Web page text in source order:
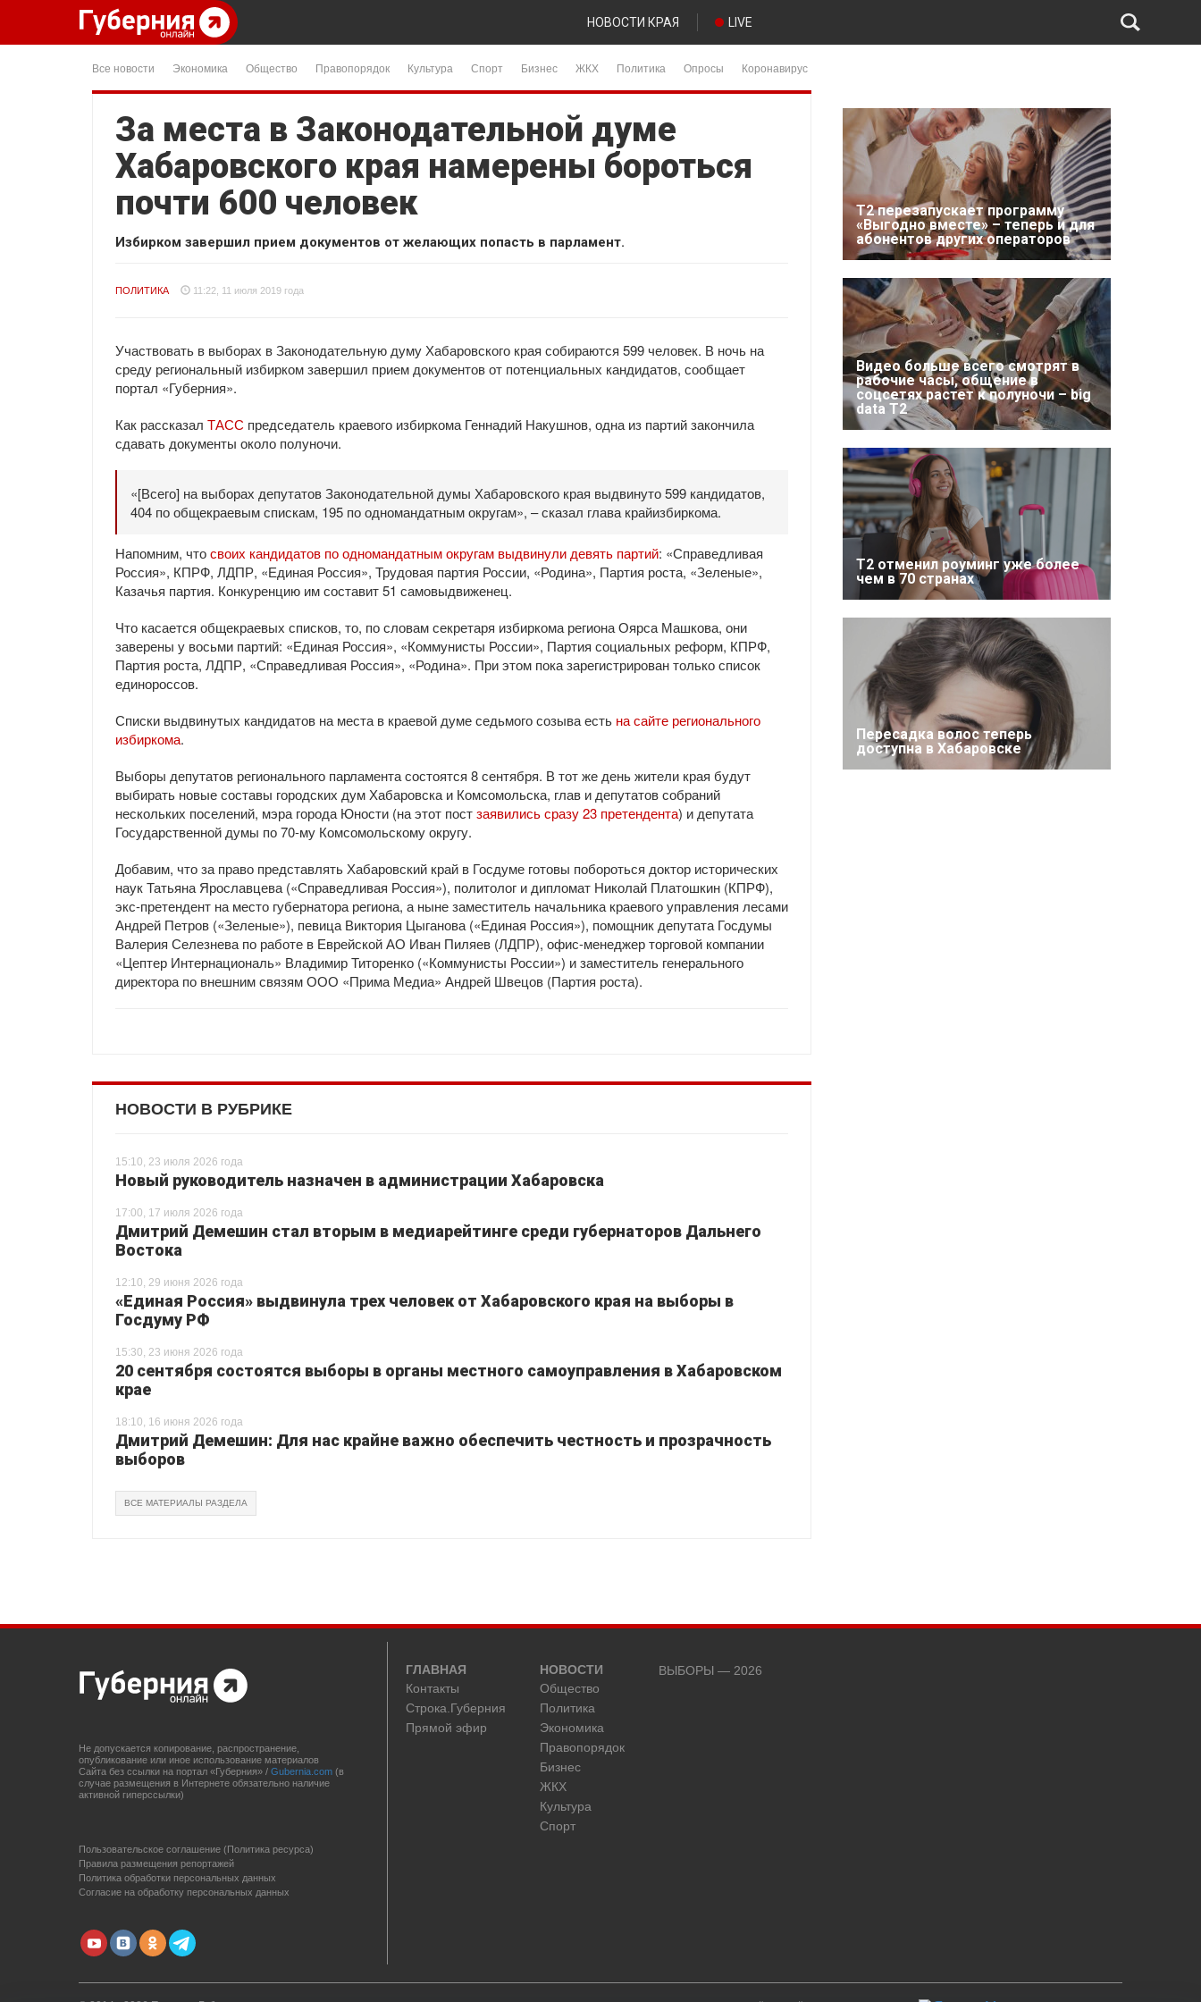
НОВОСТИ КРАЯ LIVE
Все новости Экономика Общество Правопорядок Культура Спорт Бизнес ЖКХ Политика Опросы Коронавирус
За места в Законодательной думе
Хабаровского края намерены бороться
почти 600 человек
Избирком завершил прием документов от желающих попасть в парламент.
ПОЛИТИКА 11:22, 11 июля 2019 года
Участвовать в выборах в Законодательную думу Хабаровского края собираются 599 человек. В ночь на
среду региональный избирком завершил прием документов от потенциальных кандидатов, сообщает
портал «Губерния».
Как рассказал ТАСС председатель краевого избиркома Геннадий Накушнов, одна из партий закончила
сдавать документы около полуночи.
«[Всего] на выборах депутатов Законодательной думы Хабаровского края выдвинуто 599 кандидатов,
404 по общекраевым спискам, 195 по одномандатным округам», – сказал глава крайизбиркома.
Напомним, чтосвоих кандидатов по одномандатным округам выдвинули девять партий: «Справедливая
Россия», КПРФ, ЛДПР, «Единая Россия», Трудовая партия России, «Родина», Партия роста, «Зеленые»,
Казачья партия. Конкуренцию им составит 51 самовыдвиженец.
Что касается общекраевых списков, то, по словам секретаря избиркома региона Оярса Машкова, они
заверены у восьми партий: «Единая Россия», «Коммунисты России», Партия социальных реформ, КПРФ,
Партия роста, ЛДПР, «Справедливая Россия», «Родина». При этом пока зарегистрирован только список
единороссов.
Списки выдвинутых кандидатов на места в краевой думе седьмого созыва есть на сайте регионального
избиркома.
Выборы депутатов регионального парламента состоятся 8 сентября. В тот же день жители края будут
выбирать новые составы городских дум Хабаровска и Комсомольска, глав и депутатов собраний
нескольких поселений, мэра города Юности (на этот постзаявились сразу 23 претендента) и депутата
Государственной думы по 70-му Комсомольскому округу.
Добавим, что за право представлять Хабаровский край в Госдуме готовы побороться доктор исторических
наук Татьяна Ярославцева («Справедливая Россия»), политолог и дипломат Николай Платошкин (КПРФ),
экс-претендент на место губернатора региона, а ныне заместитель начальника краевого управления лесами
Андрей Петров («Зеленые»), певица Виктория Цыганова («Единая Россия»), помощник депутата Госдумы
Валерия Селезнева по работе в Еврейской АО Иван Пиляев (ЛДПР), офис-менеджер торговой компании
«Цептер Интернациональ» Владимир Титоренко («Коммунисты России») и заместитель генерального
директора по внешним связям ООО «Прима Медиа» Андрей Швецов (Партия роста).
НОВОСТИ В РУБРИКЕ
15:10, 23 июля 2026 года
Новый руководитель назначен в администрации Хабаровска
17:00, 17 июля 2026 года
Дмитрий Демешин стал вторым в медиарейтинге среди губернаторов Дальнего
Востока
12:10, 29 июня 2026 года
«Единая Россия» выдвинула трех человек от Хабаровского края на выборы в
Госдуму РФ
15:30, 23 июня 2026 года
20 сентября состоятся выборы в органы местного самоуправления в Хабаровском
крае
18:10, 16 июня 2026 года
Дмитрий Демешин: Для нас крайне важно обеспечить честность и прозрачность
выборов
ВСЕ МАТЕРИАЛЫ РАЗДЕЛА
Т2 перезапускает программу
«Выгодно вместе» – теперь и для
абонентов других операторов
Видео больше всего смотрят в
рабочие часы, общение в
соцсетях растет к полуночи – big
data T2
Т2 отменил роуминг уже более
чем в 70 странах
Пересадка волос теперь
доступна в Хабаровске
Не допускается копирование, распространение,
опубликование или иное использование материалов
Сайта без ссылки на портал «Губерния» / Gubernia.com (в
случае размещения в Интернете обязательно наличие
активной гиперссылки)
Пользовательское соглашение (Политика ресурса)
Правила размещения репортажей
Политика обработки персональных данных
Согласие на обработку персональных данных
ГЛАВНАЯ
Контакты
Строка.Губерния
Прямой эфир
НОВОСТИ
Общество
Политика
Экономика
Правопорядок
Бизнес
ЖКХ
Культура
Спорт
ВЫБОРЫ — 2026